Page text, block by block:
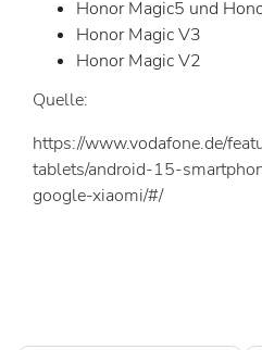
Honor Magic5 und
Honor Magic V3
Honor Magic V2
Quelle:
https://www.vodafone.de/
tablets/android-15-
google-xiaomi/#/